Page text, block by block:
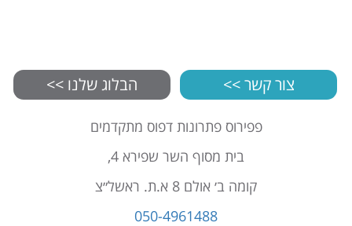
צור קשר >> הבלוג שלנו >>
פפירוס פתרונות דפוס מתקדמים
בית מסוף השר שפירא 4,
קומה ב׳ אולם 8 א.ת. ראשל״צ
050-4961488